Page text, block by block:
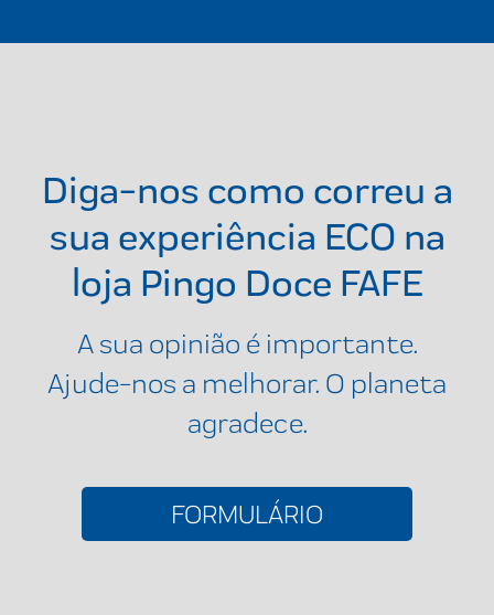
Diga-nos como correu a
sua experiência ECO na
loja Pingo Doce FAFE
A sua opinião é importante.
Ajude-nos a melhorar. O planeta
agradece.
FORMULÁRIO